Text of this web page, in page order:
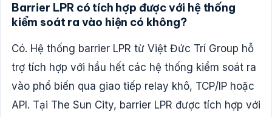
Barrier LPR có tích hợp được với hệ thống
kiểm soát ra vào hiện có không?
Có. Hệ thống barrier LPR từ Việt Đức Trí Group hỗ
trợ tích hợp với hầu hết các hệ thống kiểm soát ra
vào phổ biến qua giao tiếp relay khô, TCP/IP hoặc
API. Tại The Sun City, barrier LPR được tích hợp với